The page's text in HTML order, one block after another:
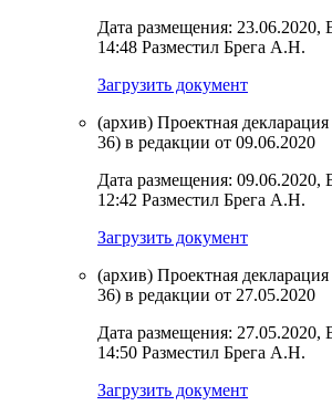
Дата размещения: 23.06.2020,
14:48 Разместил Брега А.Н.
Загрузить документ
(архив) Проектная
36) в редакции от 09.06.2020
Дата размещения: 09.06.2020,
12:42 Разместил Брега А.Н.
Загрузить документ
(архив) Проектная
36) в редакции от 27.05.2020
Дата размещения: 27.05.2020,
14:50 Разместил Брега А.Н.
Загрузить документ